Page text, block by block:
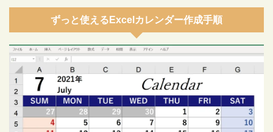
ずっと使えるExcelカレンダー作成手順